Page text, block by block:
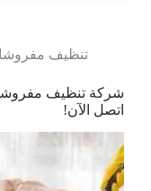
تنظيف
اتصل الآن!